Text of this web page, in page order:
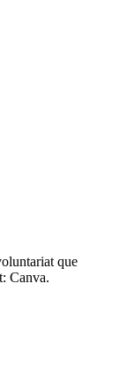
que
Canva.